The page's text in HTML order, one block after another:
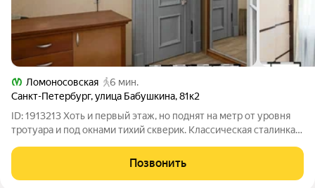
Ломоносовская
6 мин.
Санкт-Петербург,улица Бабушкина,81к2
ID: 1913213 Хоть и первый этаж, но поднят на метр от уровня
тротуара и под окнами тихий скверик. Классическая сталинка с
электрика, отопление, газовый бойлер и трубы В большой
комнате установлен тёплый
Позвонить